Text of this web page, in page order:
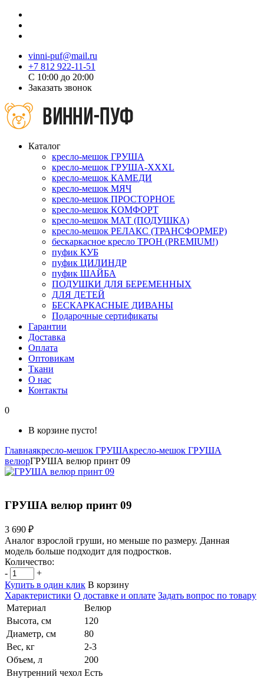
vinni-puf@mail.ru
+7 812 922-11-51
C 10:00 до 20:00
Заказать звонок
Каталог
кресло-мешок ГРУША
кресло-мешок ГРУША-XXXL
кресло-мешок КАМЕДИ
кресло-мешок МЯЧ
кресло-мешок ПРОСТОРНОЕ
кресло-мешок КОМФОРТ
кресло-мешок МАТ (ПОДУШКА)
кресло-мешок РЕЛАКС (ТРАНСФОРМЕР)
бескаркасное кресло ТРОН (PREMIUM!)
пуфик КУБ
пуфик ЦИЛИНДР
пуфик ШАЙБА
ПОДУШКИ ДЛЯ БЕРЕМЕННЫХ
ДЛЯ ДЕТЕЙ
БЕСКАРКАСНЫЕ ДИВАНЫ
Подарочные сертификаты
Гарантии
Доставка
Оплата
Оптовикам
Ткани
О нас
Контакты
0
В корзине пусто!
Главнаякресло-мешок ГРУШАкресло-мешок ГРУША
велюрГРУША велюр принт 09
ГРУША велюр принт 09
3 690 ₽
Аналог взрослой груши, но меньше по размеру. Данная
модель больше подходит для подростков.
Количество:
-
+
Купить в один клик В корзину
Характеристики О доставке и оплате Задать вопрос по товару
Материал
Велюр
Высота, см
120
Диаметр, см
80
Вес, кг
2-3
Объем, л
200
Внутренний чехол Есть